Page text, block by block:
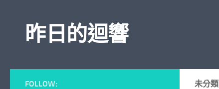
昨日的迴響
未分類
FOLLOW: